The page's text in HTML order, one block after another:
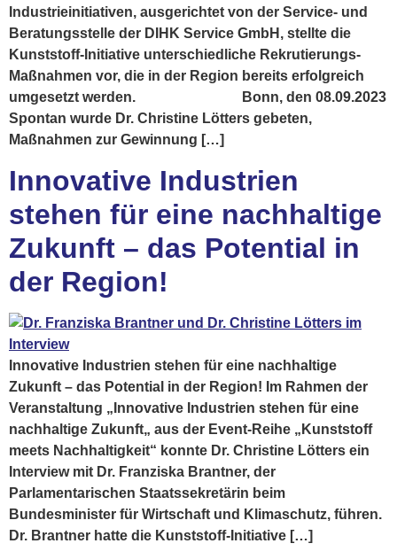
Industrieinitiativen, ausgerichtet von der Service- und
Beratungsstelle der DIHK Service GmbH, stellte die
Kunststoff-Initiative unterschiedliche Rekrutierungs-
Maßnahmen vor, die in der Region bereits erfolgreich
umgesetzt werden. Bonn, den 08.09.2023
Spontan wurde Dr. Christine Lötters gebeten,
Maßnahmen zur Gewinnung […]
Innovative Industrien
stehen für eine nachhaltige
Zukunft – das Potential in
der Region!
Innovative Industrien stehen für eine nachhaltige
Zukunft – das Potential in der Region! Im Rahmen der
Veranstaltung „Innovative Industrien stehen für eine
nachhaltige Zukunft„ aus der Event-Reihe „Kunststoff
meets Nachhaltigkeit“ konnte Dr. Christine Lötters ein
Interview mit Dr. Franziska Brantner, der
Parlamentarischen Staatssekretärin beim
Bundesminister für Wirtschaft und Klimaschutz, führen.
Dr. Brantner hatte die Kunststoff-Initiative […]